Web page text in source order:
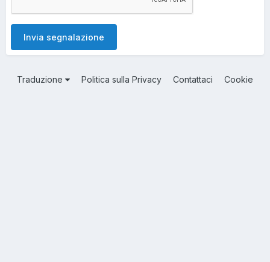
Invia segnalazione
Traduzione Politica sulla Privacy Contattaci Cookie